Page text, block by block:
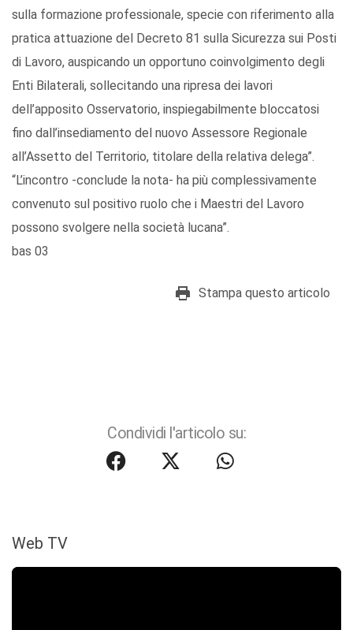
sulla formazione professionale, specie con riferimento alla
pratica attuazione del Decreto 81 sulla Sicurezza sui Posti
di Lavoro, auspicando un opportuno coinvolgimento degli
Enti Bilaterali, sollecitando una ripresa dei lavori
dell’apposito Osservatorio, inspiegabilmente bloccatosi
fino dall’insediamento del nuovo Assessore Regionale
all’Assetto del Territorio, titolare della relativa delega”.
“L’incontro -conclude la nota- ha più complessivamente
convenuto sul positivo ruolo che i Maestri del Lavoro
possono svolgere nella società lucana”.
bas 03
Stampa questo articolo
Condividi l'articolo su:
Web TV